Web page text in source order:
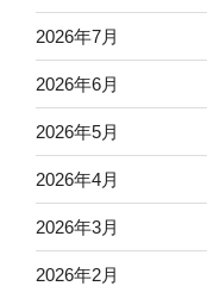
2026年7月
2026年6月
2026年5月
2026年4月
2026年3月
2026年2月